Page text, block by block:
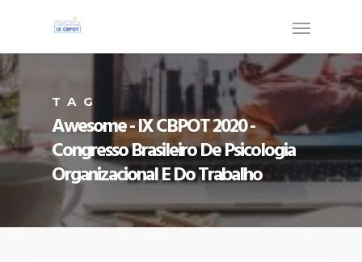
TAG
Awesome - IX CBPOT 2020 -
Congresso Brasileiro De Psicologia
Organizacional E Do Trabalho